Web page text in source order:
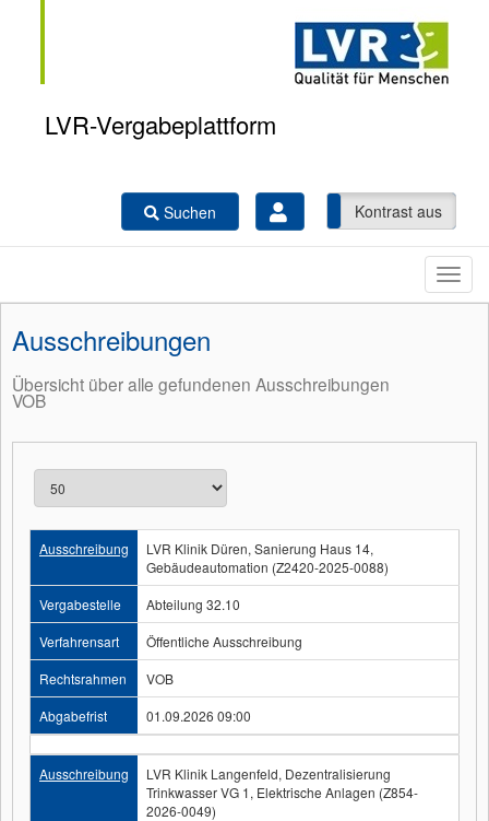
LVR-Vergabeplattform
Suchen Kontrast ein Kontrast aus
Ausschreibungen
Übersicht über alle gefundenen Ausschreibungen
VOB
Ausschreibung
LVR Klinik Düren, Sanierung Haus 14,
Gebäudeautomation (Z2420-2025-0088)
Vergabestelle
Abteilung 32.10
Verfahrensart
Öffentliche Ausschreibung
Rechtsrahmen
VOB
Abgabefrist
01.09.2026 09:00
Ausschreibung
LVR Klinik Langenfeld, Dezentralisierung
Trinkwasser VG 1, Elektrische Anlagen (Z854-
2026-0049)